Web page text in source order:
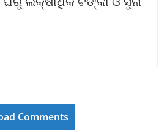
Comments